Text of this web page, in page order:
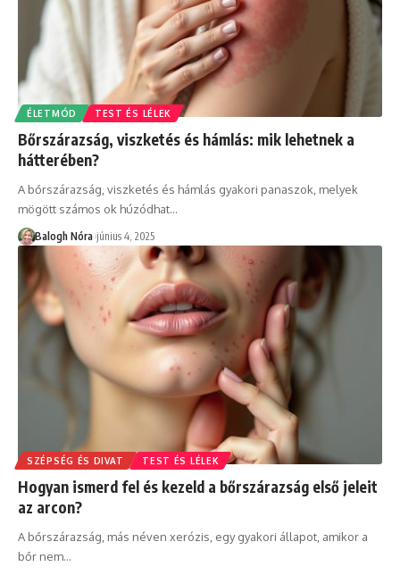
ÉLETMÓD TEST ÉS LÉLEK
Bőrszárazság, viszketés és hámlás: mik lehetnek a
hátterében?
A bőrszárazság, viszketés és hámlás gyakori panaszok, melyek
mögött számos ok húzódhat…
Balogh Nóra június 4, 2025
SZÉPSÉG ÉS DIVAT TEST ÉS LÉLEK
Hogyan ismerd fel és kezeld a bőrszárazság első jeleit
az arcon?
A bőrszárazság, más néven xerózis, egy gyakori állapot, amikor a
bőr nem…